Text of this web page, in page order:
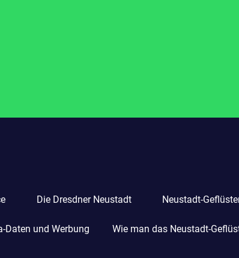
Die Dresdner Neustadt Neustadt-
Daten und Werbung Wie man das Neustadt-